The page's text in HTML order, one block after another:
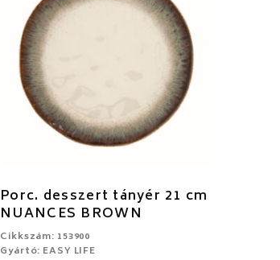
Porc. desszert tányér 21 cm
NUANCES BROWN
Cikkszám: 153900
Gyártó: EASY LIFE